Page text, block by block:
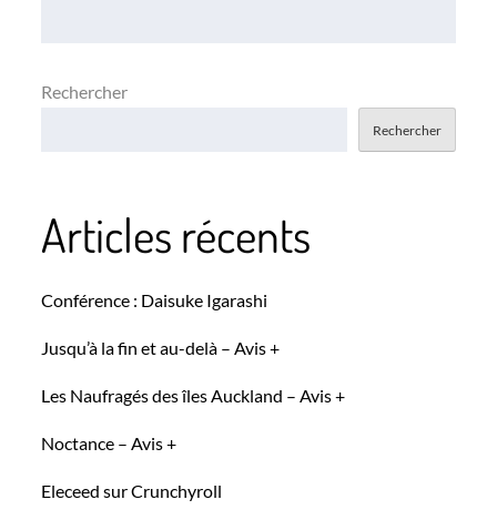
Rechercher
Rechercher
Articles récents
Conférence : Daisuke Igarashi
Jusqu’à la fin et au-delà – Avis +
Les Naufragés des îles Auckland – Avis +
Noctance – Avis +
Eleceed sur Crunchyroll